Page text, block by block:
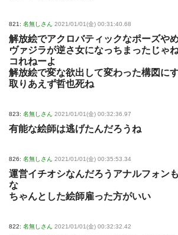
821: 名無しさん 2021/01/01(金) 00:31:40.68
解放絵でアクロバティックなポーズや
ヴァジラが逆さ女になっちまったじゃ
コれねーよ
解放絵で変な欲出して変わった構図に
取りあえず哲也死ね
823: 名無しさん 2021/01/01(金) 00:32:36.97
有能な絵師は逃げたんだろうね
826: 名無しさん 2021/01/01(金) 00:35:53.34
運営イチオシなんだろうアナルフォン
な
ちゃんとした絵師雇った方がいい
822: 名無しさん 2021/01/01(金) 00:32:32.42